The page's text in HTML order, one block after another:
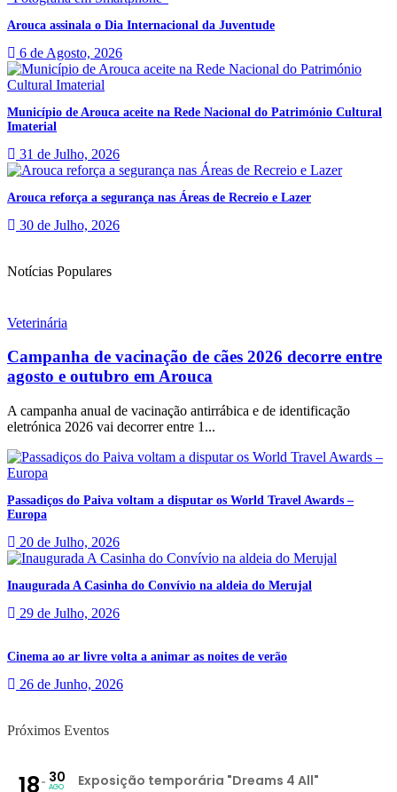
Arouca assinala o Dia Internacional da Juventude
6 de Agosto, 2026
Município de Arouca aceite na Rede Nacional do Património Cultural
Imaterial
31 de Julho, 2026
Arouca reforça a segurança nas Áreas de Recreio e Lazer
30 de Julho, 2026
Notícias Populares
Veterinária
Campanha de vacinação de cães 2026 decorre entre
agosto e outubro em Arouca
A campanha anual de vacinação antirrábica e de identificação
eletrónica 2026 vai decorrer entre 1...
Passadiços do Paiva voltam a disputar os World Travel Awards –
Europa
20 de Julho, 2026
Inaugurada A Casinha do Convívio na aldeia do Merujal
29 de Julho, 2026
Cinema ao ar livre volta a animar as noites de verão
26 de Junho, 2026
Próximos Eventos
18 30
AGO Exposição temporária "Dreams 4 All"